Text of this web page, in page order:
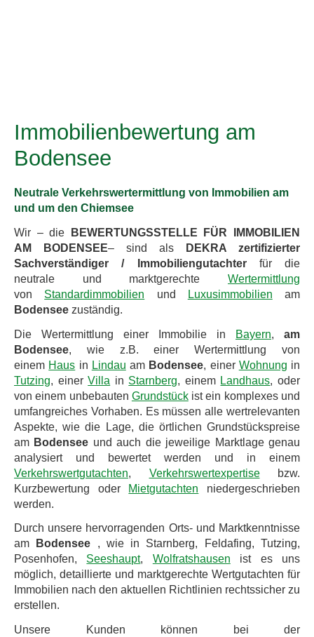
Immobilienbewertung am
Bodensee
Neutrale Verkehrswertermittlung von Immobilien am
und um den Chiemsee
Wir – die
BEWERTUNGSSTELLE FÜR IMMOBILIEN
AM BODENSEE– sind als
DEKRA zertifizierter
Sachverständiger / Immobiliengutachterfür die
neutrale und marktgerechte Wertermittlung
von Standardimmobilien und Luxusimmobilien am
Bodensee zuständig.
Die Wertermittlung einer Immobilie in Bayern, am
Bodensee, wie z.B. einer Wertermittlung von
einem Haus in Lindau am Bodensee, einer Wohnung in
Tutzing, einerVilla in Starnberg, einem Landhaus, oder
von einem unbebauten Grundstückist ein komplexes und
umfangreiches Vorhaben. Es müssen alle wertrelevanten
Aspekte, wie die Lage, die örtlichen Grundstückspreise
am Bodensee und auch die jeweilige Marktlage genau
analysiert und bewertet werden und in einem
Verkehrswertgutachten, Verkehrswertexpertisebzw.
Kurzbewertung oder Mietgutachten niedergeschrieben
werden.
Durch unsere hervorragenden Orts- und Marktkenntnisse
am
Bodensee , wie in Starnberg, Feldafing, Tutzing,
Posenhofen, Seeshaupt, Wolfratshausen ist es uns
möglich, detaillierte und marktgerechte Wertgutachten für
Immobilien nach den aktuellen Richtlinien rechtssicher zu
erstellen.
Unsere Kunden können bei der